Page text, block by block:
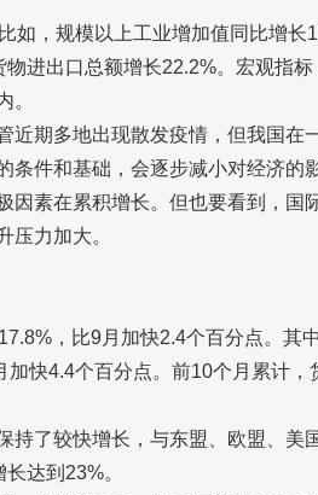
如，规模以上工业增加值同比增长
进出口总额增长22.2%。宏观指标
。
近期多地出现散发疫情，但我国在
件和基础，会逐步减小对经济的
因素在累积增长。但也要看到，国
压力加大。
，比9月加快2.4个百分点。其
快4.4个百分点。前10个月累计，
持了较快增长，与东盟、欧盟、美
达到23%。